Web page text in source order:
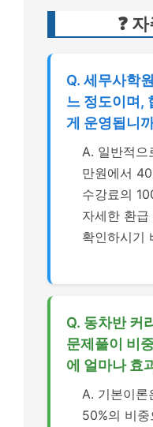
❓
Q. 세무사학
느 정도이며,
게 운영됩니
A. 일반적
만원에서
수강료의
자세한 환
확인하시기
Q. 동차반 커
문제풀이 비
에 얼마나 효
A. 기본이론
50%의 비